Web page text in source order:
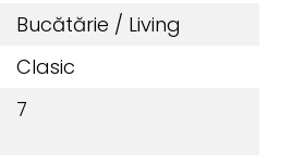
Bucătărie / Living
Clasic
7